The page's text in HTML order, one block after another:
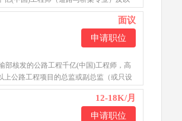
面议
申请职位
部核发的公路工程千亿(中国)工程师，高
公路工程项目的总监或副总监（或只设
12-18K/月
申请职位